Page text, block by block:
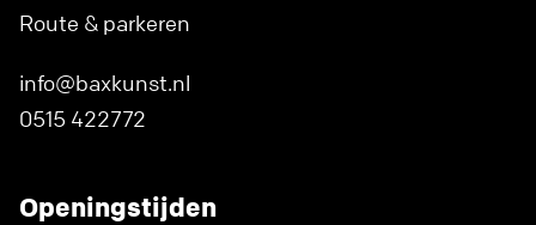
Route & parkeren
info@baxkunst.nl
0515 422772
Openingstijden